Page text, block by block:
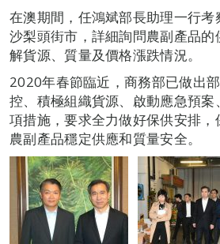
在澳期間，任鴻斌部長助理一行
沙梨頭街市，詳細詢問農副產品
解貨源、質量及價格漲跌情況。
2020年春節臨近，商務部已做出
控、積極組織貨源、啟動應急預案
項措施，要求全力做好保供安排
農副產品穩定供應和質量安全。